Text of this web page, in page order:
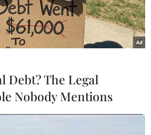
Debt? The Legal
Nobody Mentions